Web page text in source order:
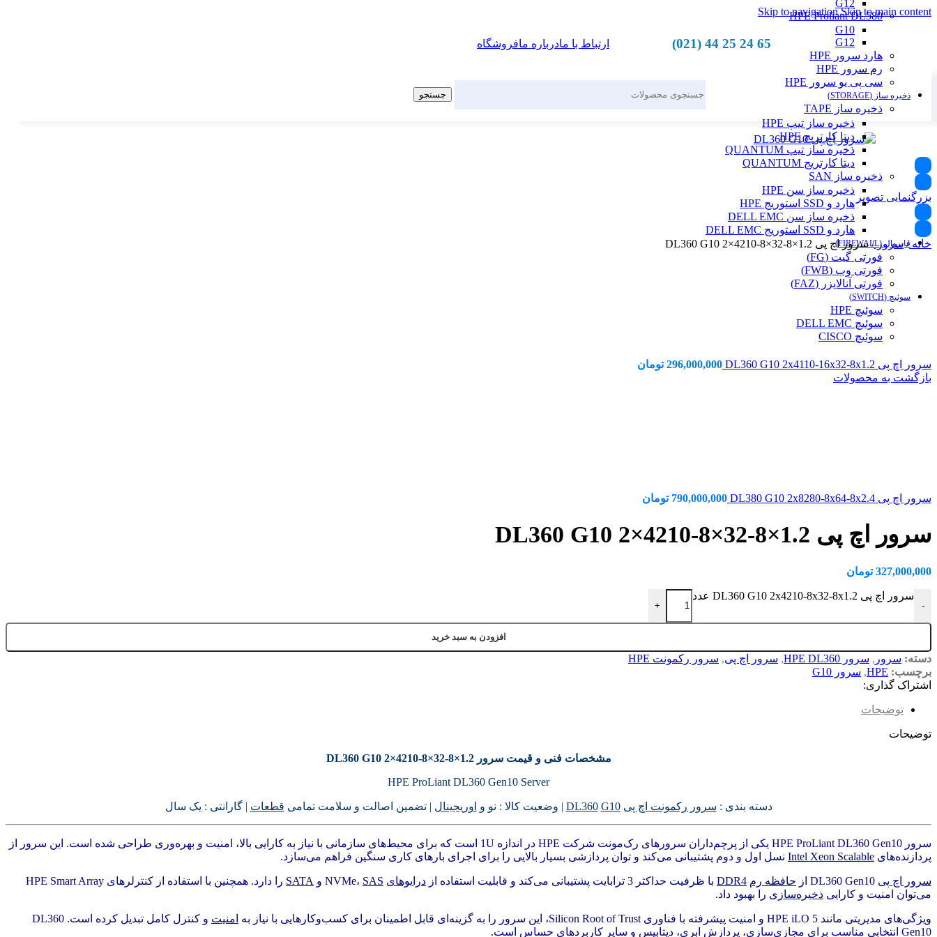
Skip to navigationSkip to main content
65 24 25 44 (021) ارتباط با مادرباره مافروشگاه
G12
HPE Proliant DL580
G10
G12
هارد سرور HPE
رم سرور HPE
سی پی یو سرور HPE
ذخیره ساز (STORAGE)
ذخیره ساز TAPE
ذخیره ساز تیپ HPE
دیتا کارتریج HPE
ذخیره ساز تیپ QUANTUM
دیتا کارتریج QUANTUM
ذخیره ساز SAN
ذخیره ساز سن HPE
هارد و SSD استوریج HPE
ذخیره ساز سن DELL EMC
هارد و SSD استوریج DELL EMC
فایروال (FIREWALL)
فورتی گیت (FG)
فورتی وب (FWB)
فورتی آنالایزر (FAZ)
سوئیچ (SWITCH)
سوئیچ HPE
سوئیچ DELL EMC
سوئیچ CISCO
جستجو
بزرگنمایی تصویر
خانه/ سرور/ سرور اچ پی DL360 G10 2×4210-8×32-8×1.2
سرور اچ پی DL360 G10 2x4110-16x32-8x1.2 296,000,000 تومان
بازگشت به محصولات
سرور اچ پی DL380 G10 2x8280-8x64-8x2.4 790,000,000 تومان
سرور اچ پی DL360 G10 2×4210-8×32-8×1.2
327,000,000 تومان
-
سرور اچ پی DL360 G10 2x4210-8x32-8x1.2 عدد
+
افزودن به سبد خرید
دسته: سرور , سرور HPE DL360 , سرور اچ پی, سرور رکمونت HPE
برچسب: HPE
, سرور G10
اشتراک گذاری:
توضیحات
توضیحات
مشخصات فنی و قیمت سرور DL360 G10 2×4210-8×32-8×1.2
HPE ProLiant DL360 Gen10 Server
دسته بندی : سرور رکمونت اچ پی DL360 G10 | وضعیت کالا : نو و اوریجینال | تضمین اصالت و سلامت تمامی قطعات | گارانتی : یک سال
سرور HPE ProLiant DL360 Gen10 یکی از پرچم‌داران سرورهای رک‌مونت شرکت HPE در اندازه 1U است که برای محیط‌های سازمانی با نیاز به کارایی بالا، امنیت و بهره‌وری طراحی شده است. این سرور از
پردازنده‌های Intel Xeon Scalable نسل اول و دوم پشتیبانی می‌کند و توان پردازشی بسیار بالایی را برای اجرای بارهای کاری سنگین فراهم می‌سازد.
سرور اچ پی حافظه رم DDR4 با ظرفیت حداکثر 3 ترابایت پشتیبانی می‌کند و قابلیت استفاده از درایوهای SAS و SATA
را دارد. همچنین با استفاده از کنترلرهای HPE Smart Array
می‌توان امنیت و کارایی ذخیره‌سازی را بهبود داد.
ویژگی‌های مدیریتی مانند HPE iLO 5 و امنیت پیشرفته با فناوری Silicon Root of Trust، این سرور را به گزینه‌ای قابل اطمینان برای کسب‌وکارهایی با نیاز به امنیت
و کنترل کامل تبدیل کرده است. DL360
Gen10 انتخابی مناسب برای مجازی‌سازی، پردازش ابری، دیتابیس و سایر کاربردهای حساس است.